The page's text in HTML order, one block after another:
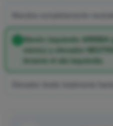
Alerón izquierdo ARRIBA
viento) y elevador
levante el ala izquierda.